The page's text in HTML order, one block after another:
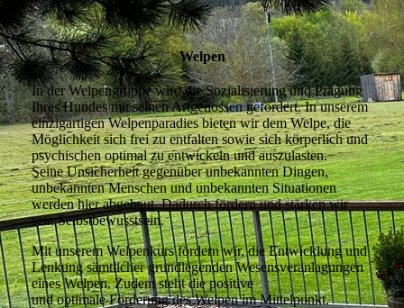
Welpen
In der Welpengruppe wird die Sozialisierung und Prägung
Ihres Hundes mit seinen Artgenossen gefördert. In unserem
einzigartigen Welpenparadies bieten wir dem Welpe, die
Möglichkeit sich frei zu entfalten sowie sich körperlich und
psychischen optimal zu entwickeln und auszulasten.
Seine Unsicherheit gegenüber unbekannten Dingen,
unbekannten Menschen und unbekannten Situationen
werden hier abgebaut. Dadurch fördern und stärken wir
sein Selbstbewusstsein.
Mit unserem Welpenkurs fördern wir, die Entwicklung und
Lenkung sämtlicher grundlegenden Wesensveranlagungen
eines Welpen. Zudem steht die positive
und optimale Förderung des Welpen im Mittelpunkt.